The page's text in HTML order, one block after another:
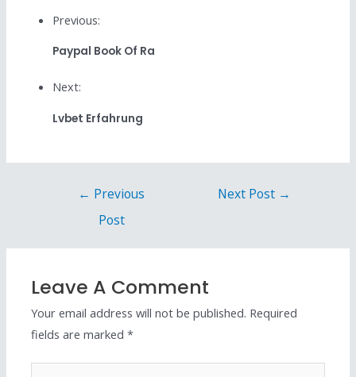
Previous:
Paypal Book Of Ra
Next:
Lvbet Erfahrung
← Previous
Post
Next Post →
Leave A Comment
Your email address will not be published. Required
fields are marked*